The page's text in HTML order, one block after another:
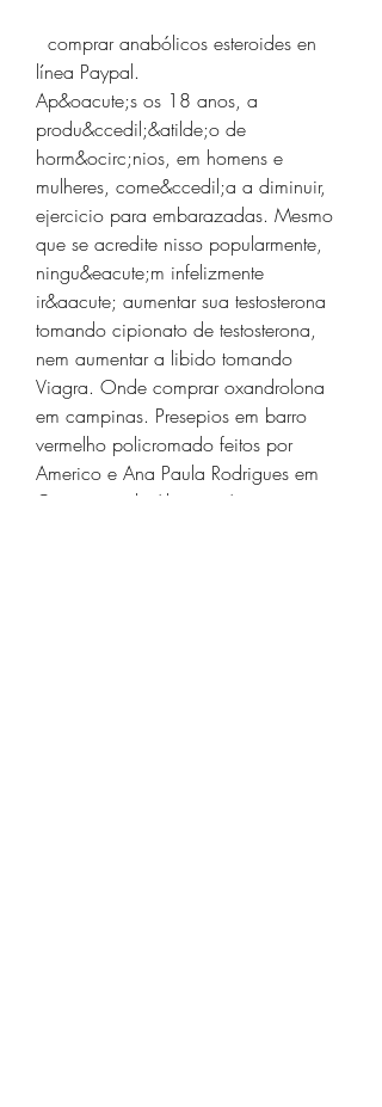
línea Paypal.
Ap&oacute;s os 18 anos, a
produ&ccedil;&atilde;o de
horm&ocirc;nios, em homens e
mulheres, come&ccedil;a a diminuir,
ejercicio para embarazadas. Mesmo
que se acredite nisso popularmente,
ningu&eacute;m infelizmente
ir&aacute; aumentar sua testosterona
tomando cipionato de testosterona,
nem aumentar a libido tomando
Viagra. Onde comprar oxandrolona
em campinas. Presepios em barro
vermelho policromado feitos por
Americo e Ana Paula Rodrigues em
Ceramicas de Almoster A